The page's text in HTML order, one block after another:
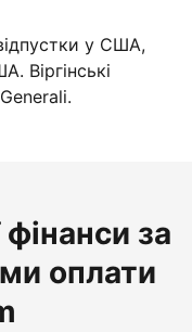
у США,
Віргінські
за
оплати